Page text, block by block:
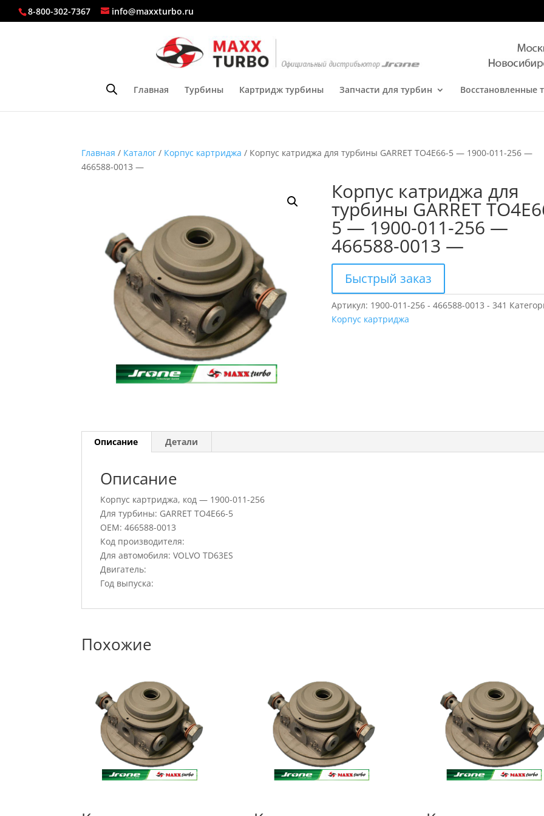
8-800-302-7367 info@maxxturbo.ru
Главная Турбины Картридж турбины Запчасти для турбин Восстановленные
Главная / Каталог / Корпус картриджа / Корпус катриджа для турбины GARRET TO4E66-5 — 1900-011-256 —
466588-0013 —
Корпус катриджа для
турбины GARRET
5 — 1900-011-256 —
466588-0013 —
Быстрый заказ
Артикул: 1900-011-256 - 466588-0013 - 341
Корпус картриджа
Описание Детали
Описание
Корпус картриджа, код — 1900-011-256
Для турбины: GARRET TO4E66-5
OEM: 466588-0013
Код производителя:
Для автомобиля: VOLVO TD63ES
Двигатель:
Год выпуска:
Похожие